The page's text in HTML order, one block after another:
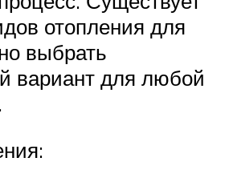
отопления для
выбрать
вариант для любой